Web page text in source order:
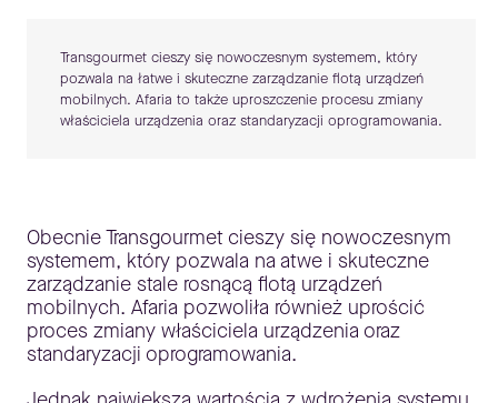
Transgourmet cieszy się nowoczesnym systemem, który
pozwala na łatwe i skuteczne zarządzanie flotą urządzeń
mobilnych. Afaria to także uproszczenie procesu zmiany
właściciela urządzenia oraz standaryzacji oprogramowania.
Obecnie Transgourmet cieszy się nowoczesnym
systemem, który pozwala na atwe i skuteczne
zarządzanie stale rosnącą flotą urządzeń
mobilnych. Afaria pozwoliła również uprościć
proces zmiany właściciela urządzenia oraz
standaryzacji oprogramowania.